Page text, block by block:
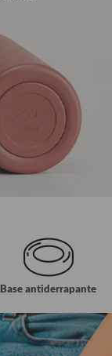
Base antiderrapante